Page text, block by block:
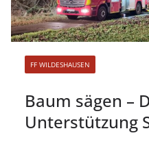
FF WILDESHAUSEN
Baum sägen –
Unterstützung